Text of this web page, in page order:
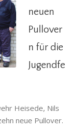
neuen
Pullover
n für die
Jugendfe
Heisede, Nils
neue Pullover.